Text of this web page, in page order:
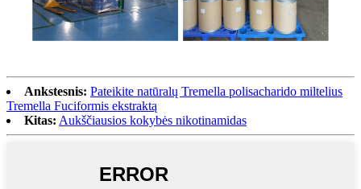
Ankstesnis: Pateikite natūralų Tremella polisacharido miltelius
Tremella Fuciformis ekstraktą
Kitas: Aukščiausios kokybės nikotinamidas